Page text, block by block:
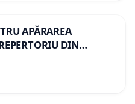
APĂRAREA
DIN